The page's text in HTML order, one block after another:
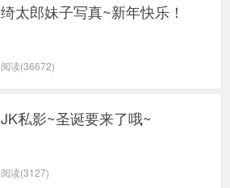
绮太郎妹子写真~新年快乐！
阅读(36672)
JK私影~圣诞要来了哦~
阅读(3127)